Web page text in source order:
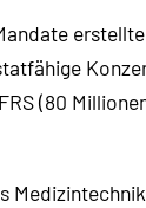
(80